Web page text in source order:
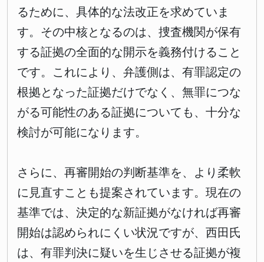
るために、具体的な法改正を求めていま
す。その中核となるのは、捜査機関が保有
する証拠の全面的な開示を義務付けること
です。これにより、弁護側は、有罪認定の
根拠となった証拠だけでなく、無罪につな
がる可能性のある証拠についても、十分な
検討が可能になります。
さらに、再審開始の判断基準を、より柔軟
に見直すことも提案されています。現在の
基準では、決定的な新証拠がなければ再審
開始は認められにくい状況ですが、西田氏
は、有罪判決に疑いを生じさせる証拠が複